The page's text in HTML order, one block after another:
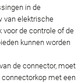
in de
van elektrische
voor de controle of de
kunnen worden
de connector, moet
met een